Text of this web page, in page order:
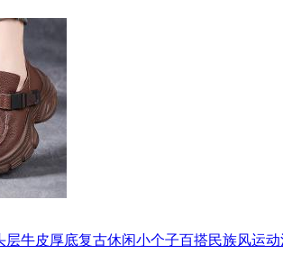
层牛皮厚底复古休闲小个子百搭民族风运动